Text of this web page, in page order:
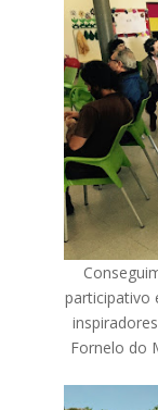
participativo
Fornelo do